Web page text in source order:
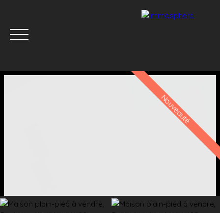
Nouveauté